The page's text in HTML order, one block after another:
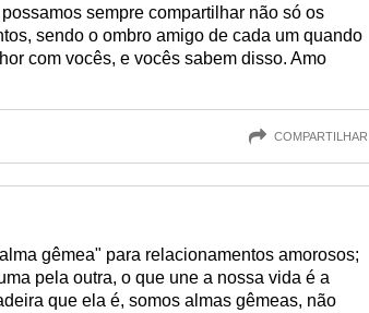
sempre compartilhar não só os
sendo o ombro amigo de cada um quando
com vocês, e vocês sabem disso. Amo
COMPARTILHAR
gêmea" para relacionamentos amorosos;
pela outra, o que une a nossa vida é a
que ela é, somos almas gêmeas, não